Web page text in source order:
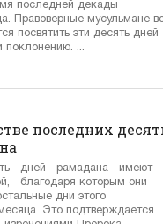
последней декады
Правоверные мусульмане
посвятить эти десять дней
поклонению. ...
последних
дней рамадана имеют
благодаря которым они
дни этого
Это подтверждается